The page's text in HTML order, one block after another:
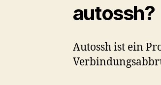
autossh?
Autossh ist ein